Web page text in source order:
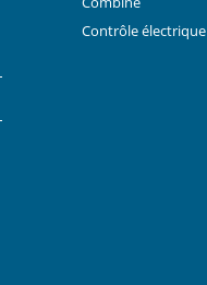
Contrôle électrique